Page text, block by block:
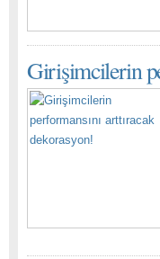
Girişimcilerin